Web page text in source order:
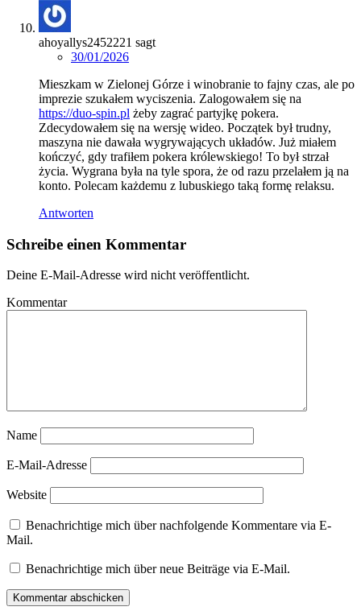
ahoyallys2452221 sagt
30/01/2026
Mieszkam w Zielonej Górze i winobranie to fajny czas, ale po
imprezie szukałem wyciszenia. Zalogowałem się na
https://duo-spin.pl żeby zagrać partyjkę pokera.
Zdecydowałem się na wersję wideo. Początek był trudny,
maszyna nie dawała wygrywających układów. Już miałem
kończyć, gdy trafiłem pokera królewskiego! To był strzał
życia. Wygrana była na tyle spora, że od razu przelałem ją na
konto. Polecam każdemu z lubuskiego taką formę relaksu.
Antworten
Schreibe einen Kommentar
Deine E-Mail-Adresse wird nicht veröffentlicht.
Kommentar
Name
E-Mail-Adresse
Website
Benachrichtige mich über nachfolgende Kommentare via E-
Mail.
Benachrichtige mich über neue Beiträge via E-Mail.